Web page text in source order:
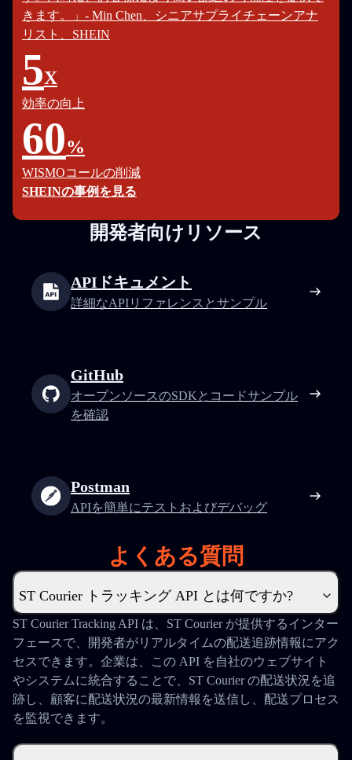
きます。」- Min Chen、シニアサプライチェーンアナ
リスト、SHEIN
5X
効率の向上
60%
WISMOコールの削減
SHEINの事例を見る
開発者向けリソース
APIドキュメント
詳細なAPIリファレンスとサンプル
GitHub
オープンソースのSDKとコードサンプル
を確認
Postman
APIを簡単にテストおよびデバッグ
よくある質問
ST Courier トラッキング API とは何ですか?
ST Courier Tracking API は、ST Courier が提供するインター
フェースで、開発者がリアルタイムの配送追跡情報にアク
セスできます。企業は、この API を自社のウェブサイト
やシステムに統合することで、ST Courier の配送状況を追
跡し、顧客に配送状況の最新情報を送信し、配送プロセス
を監視できます。